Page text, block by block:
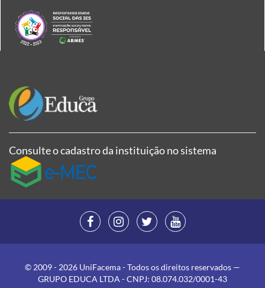
Consulte o cadastro da instituição no sistema
© 2009 - 2026 UniFacema - Todos os direitos reservados —
GRUPO EDUCA LTDA - CNPJ: 08.074.032/0001-43